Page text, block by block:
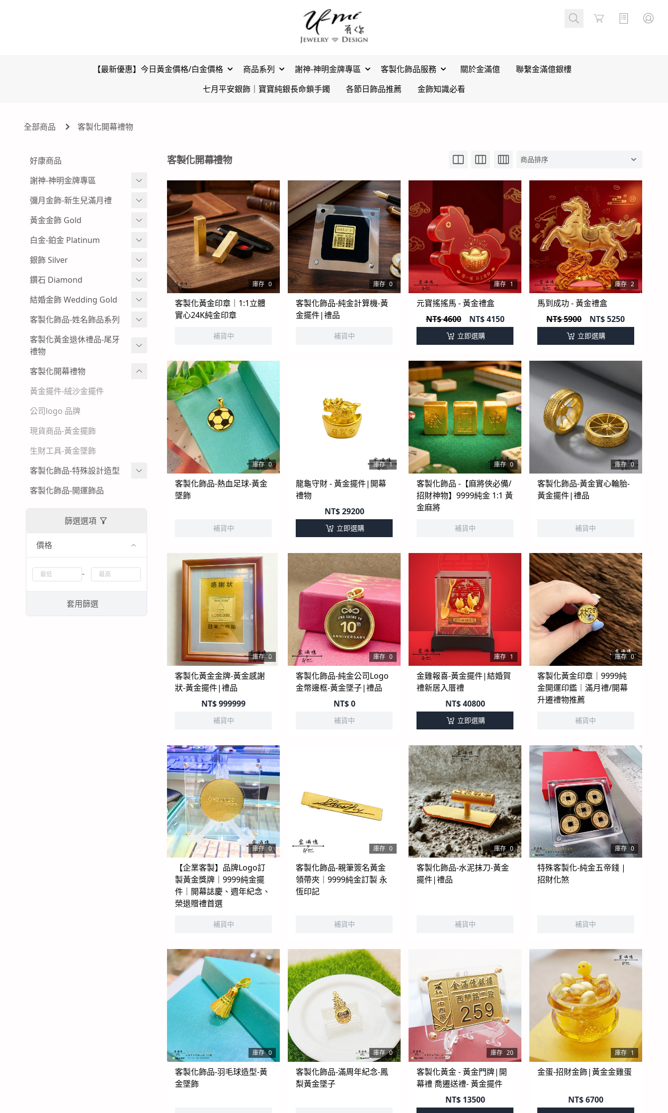
Cart
【最新優惠】今日黃金價格/白金價格 商品系列 謝神-神明金牌專區 客製化飾品服務 關於金滿億
聯繫金滿億銀樓
七月平安銀飾｜寶寶純銀長命鎖手鐲
各節日飾品推薦 金飾知識必看
全部商品 客製化開幕禮物
好康商品
謝神-神明金牌專區
雙面壓克力浮字款-神明金牌
玻璃框、木框樣式-黃金神明金
彌月金飾-新生兒滿月禮
彌月金飾 生肖
彌月金飾 手鍊
彌月金飾 手繩蠟線
彌月金飾 訂做-客製化
彌月金飾 項鍊
彌月金飾 禮盒
黃金金飾 Gold
蠶絲蠟線系列
黃金耳環
黃金情侶對戒
過年發紅包-黃金紅包袋
黃金金塊-黃金擺飾
招財貔貅 - 黃金貔貅手鍊
女生黃金項鍊
白金-鉑金 Platinum
白金耳環
男生白金項鍊
女生白金項鍊-白金墜子
白金手鍊-手環
白金戒指-對戒
銀飾 Silver
小朋友純銀手環
小朋友純銀手鍊
純銀墜飾
男生純銀項鍊
鑽石 Diamond
鑽石手鍊
鑽石戒指
鑽石項鍊-鑽石墜飾
結婚金飾 Wedding Gold
結婚金飾套組-寬面款
結婚金飾套組-幸運草
結婚金飾套組-蝴蝶
客製化飾品-姓名飾品系列
黃金姓名項鍊-墜飾
純銀姓名項鍊-墜飾-戒指
客製化黃金退休禮品-尾牙
禮物
金幣
黃金水晶擺件
黃金木框擺件
黃金獎狀-絨沙金立體擺件
黃金立體造型擺件
黃金胸章
客製化開幕禮物
黃金擺件-絨沙金擺件
公司logo 品牌
現貨商品-黃金擺飾
生財工具-黃金墜飾
客製化飾品-特殊設計造型
特殊客製化飾品-黃金鑰匙圈
特殊客製化飾品-黃金項鍊-黃金
特殊客製化飾品-黃金耳環
手環
特殊客製化飾品-黃金戒指
特殊客製化飾品-銀飾飾品
客製化飾品-開運飾品
篩選選項
價格
-
套用篩選
客製化開幕禮物
庫存 0
客製化黃金印章｜1:1立體
實心24K純金印章
補貨中
庫存 0
客製化飾品-純金計算機-黃
金擺件|禮品
補貨中
庫存 1
元寶搖搖馬 - 黃金禮盒
NT$ 4600
NT$4150
立即選購
庫存 2
馬到成功 - 黃金禮盒
NT$ 5900
NT$5250
立即選購
庫存 0
客製化飾品-熱血足球-黃金
墜飾
補貨中
庫存 1
龍龜守財 - 黃金擺件|開幕
禮物
NT$29200
立即選購
庫存 0
客製化飾品 -【麻將俠必備/
招財神物】9999純金 1:1 黃
金麻將
補貨中
庫存 0
客製化飾品-黃金實心輪胎-
黃金擺件|禮品
補貨中
庫存 0
客製化黃金金牌-黃金感謝
狀-黃金擺件|禮品
NT$999999
補貨中
庫存 0
客製化飾品-純金公司Logo
金幣邊框-黃金墜子|禮品
NT$0
補貨中
庫存 1
金雞報喜-黃金擺件|結婚賀
禮新居入厝禮
NT$40800
立即選購
庫存 0
客製化黃金印章｜9999純
金開運印鑑｜滿月禮/開幕
升遷禮物推薦
補貨中
庫存 0
【企業客製】品牌Logo訂
製黃金獎牌｜9999純金擺
件｜開幕誌慶、週年紀念、
榮退贈禮首選
補貨中
庫存 0
客製化飾品-親筆簽名黃金
領帶夾｜9999純金訂製 永
恆印記
補貨中
庫存 0
客製化飾品-水泥抹刀-黃金
擺件|禮品
補貨中
庫存 0
特殊客製化-純金五帝錢 |
招財化煞
補貨中
庫存 0
客製化飾品-羽毛球造型-黃
金墜飾
庫存 0
客製化飾品-滿周年紀念-鳳
梨黃金墜子
庫存 20
客製化黃金 - 黃金門牌|開
幕禮 喬遷送禮- 黃金擺件
NT$13500
庫存 1
金蛋-招財金飾|黃金金雞蛋
NT$6700